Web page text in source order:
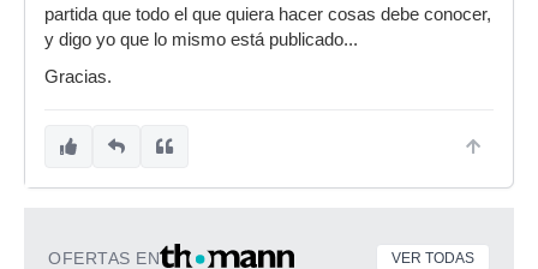
partida que todo el que quiera hacer cosas debe conocer,
y digo yo que lo mismo está publicado...
Gracias.
OFERTAS EN VER TODAS